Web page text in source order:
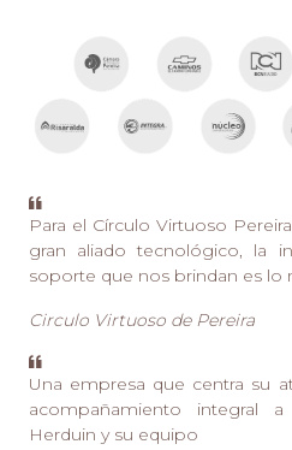
Para el Círculo Virtuoso
gran aliado tecnológico, la
soporte que nos brindan es lo
Circulo Virtuoso de Pereira
Una empresa que centra su
acompañamiento integral
Herduin y su equipo